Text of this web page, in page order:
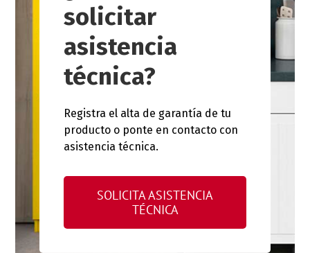
solicitar
asistencia
técnica?
Registra el alta de garantía de tu
producto o ponte en contacto con
asistencia técnica.
SOLICITA ASISTENCIA
TÉCNICA